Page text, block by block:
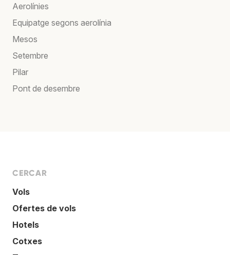
Aerolínies
Equipatge segons aerolínia
Mesos
Setembre
Pilar
Pont de desembre
CERCAR
Vols
Ofertes de vols
Hotels
Cotxes